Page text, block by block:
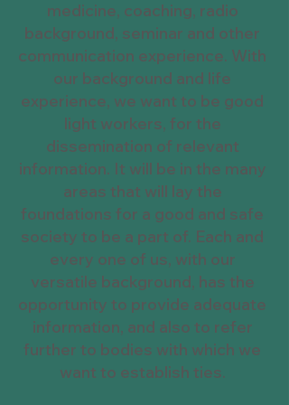
medicine, coaching, radio
background, seminar and other
communication experience. With
our background and life
experience, we want to be good
light workers, for the
dissemination of relevant
information. It will be in the many
areas that will lay the
foundations for a good and safe
society to be a part of. Each and
every one of us, with our
versatile background, has the
opportunity to provide adequate
information, and also to refer
further to bodies with which we
want to establish ties.